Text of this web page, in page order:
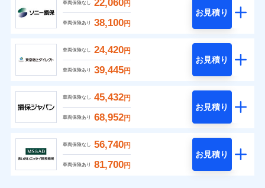
車両保険なし 22,060円
車両保険あり 38,100円
お見積り
車両保険なし 24,420円
車両保険あり 39,445円
お見積り
車両保険なし 45,432円
車両保険あり 68,952円
お見積り
車両保険なし 56,740円
車両保険あり 81,700円
お見積り